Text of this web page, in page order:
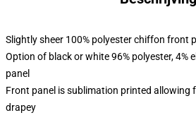
Slightly sheer 100% polyester chiffon front
Option of black or white 96% polyester, 4%
panel
Front panel is sublimation printed allowing
drapey